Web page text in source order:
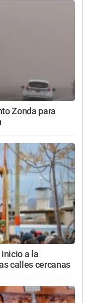
Zonda para
a la
calles cercanas